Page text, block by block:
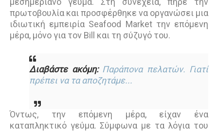
πρωτοβουλία και προσφέρθηκε να οργανώσει μια
ιδιωτική εμπειρία Seafood Market την επόμενη
μέρα, μόνο για τον Bill και τη σύζυγό του.
Διαβάστε ακόμη: Παράπονα πελατών. Γιατί
πρέπει να τα αποζητάμε...
Όντως, την επόμενη μέρα, είχαν ένα
καταπληκτικό γεύμα. Σύμφωνα με τα λόγια του